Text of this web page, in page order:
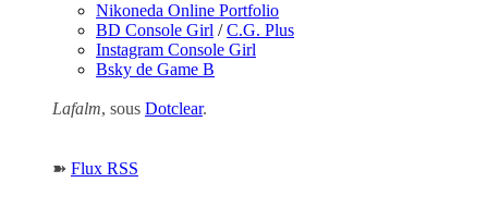
Nikoneda Online Portfolio
BD Console Girl /C.G. Plus
Instagram Console Girl
Bsky de Game B
Lafalm, sous Dotclear.
➽ Flux RSS